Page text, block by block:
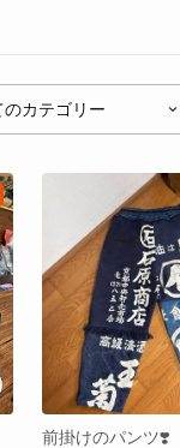
前掛けのパンツ❣️